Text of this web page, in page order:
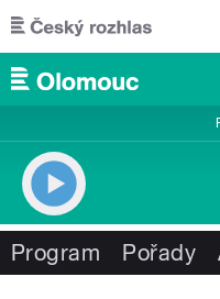
Přejít k hlavnímu obsahu
Program Pořady